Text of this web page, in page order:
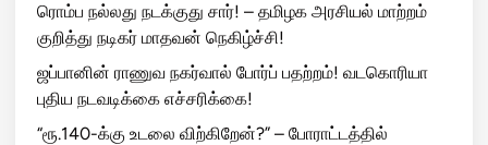
ரொம்ப நல்லது நடக்குது சார்! – தமிழக அரசியல் மாற்றம்
குறித்து நடிகர் மாதவன் நெகிழ்ச்சி!
ஜப்பானின் ராணுவ நகர்வால் போர்ப் பதற்றம்! வடகொரியா
புதிய நடவடிக்கை எச்சரிக்கை!
“ரூ.140-க்கு உடலை விற்கிறேன்?” – போராட்டத்தில்